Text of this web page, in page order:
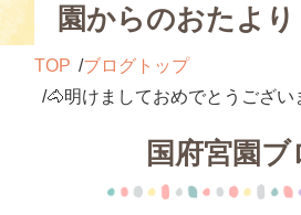
園からのおたより
TOP
ブログトップ
🐴明けましておめでとうござ
国府宮園ブ